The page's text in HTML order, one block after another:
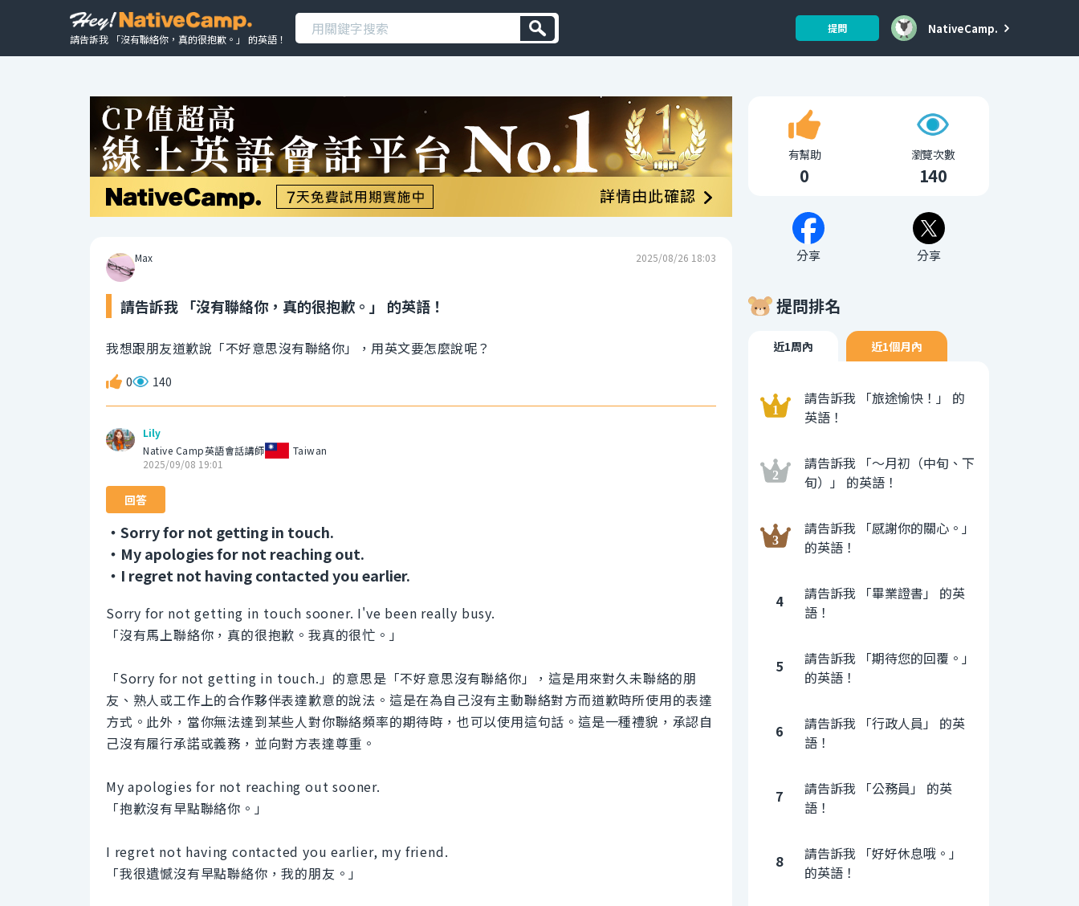
請告訴我 「沒有聯絡你，真的很抱歉。」 的英語！
提問 NativeCamp.
Max 2025/08/26 18:03
請告訴我 「沒有聯絡你，真的很抱歉。」 的英語！
我想跟朋友道歉說「不好意思沒有聯絡你」，用英文要怎麼說呢？
0 140
Lily
Native Camp英語會話講師
Taiwan
2025/09/08 19:01
回答
・Sorry for not getting in touch.
・My apologies for not reaching out.
・I regret not having contacted you earlier.
Sorry for not getting in touch sooner. I've been really busy.
「沒有馬上聯絡你，真的很抱歉。我真的很忙。」
「Sorry for not getting in touch.」的意思是「不好意思沒有聯絡你」，這是用來對久未聯絡的朋
友、熟人或工作上的合作夥伴表達歉意的說法。這是在為自己沒有主動聯絡對方而道歉時所使用的表達
方式。此外，當你無法達到某些人對你聯絡頻率的期待時，也可以使用這句話。這是一種禮貌，承認自
己沒有履行承諾或義務，並向對方表達尊重。
My apologies for not reaching out sooner.
「抱歉沒有早點聯絡你。」
I regret not having contacted you earlier, my friend.
「我很遺憾沒有早點聯絡你，我的朋友。」
有幫助
0
瀏覽次數
140
分享 分享
提問排名
近1周內 近1個月內
請告訴我 「旅途愉快！」 的
英語！
請告訴我 「〜月初（中旬、下
旬）」 的英語！
請告訴我 「感謝你的關心。」
的英語！
4
請告訴我 「畢業證書」 的英
語！
5
請告訴我 「期待您的回覆。」
的英語！
6
請告訴我 「行政人員」 的英
語！
7
請告訴我 「公務員」 的英
語！
8
請告訴我 「好好休息哦。」
的英語！